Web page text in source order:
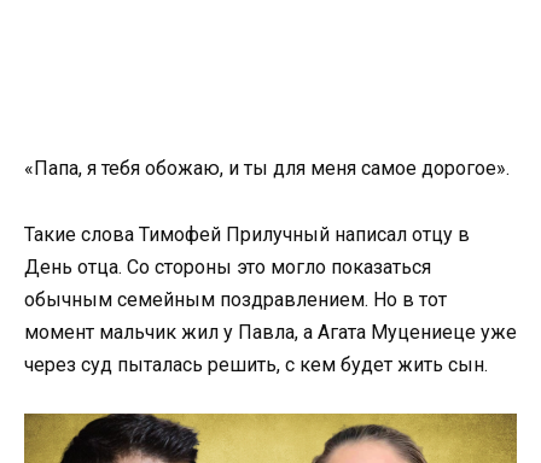
«Папа, я тебя обожаю, и ты для меня самое дорогое».
Такие слова Тимофей Прилучный написал отцу в
День отца. Со стороны это могло показаться
обычным семейным поздравлением. Но в тот
момент мальчик жил у Павла, а Агата Муцениеце уже
через суд пыталась решить, с кем будет жить сын.